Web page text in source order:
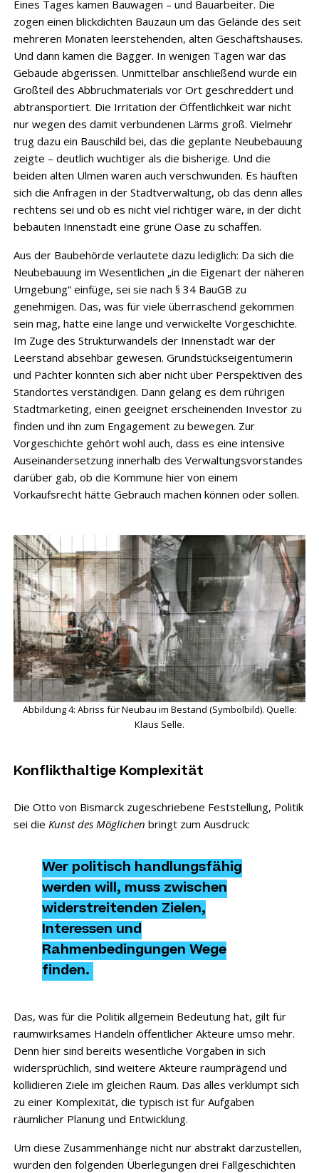
Eines Tages kamen Bauwagen – und Bauarbeiter. Die
zogen einen blickdichten Bauzaun um das Gelände des seit
mehreren Monaten leerstehenden, alten Geschäftshauses.
Und dann kamen die Bagger. In wenigen Tagen war das
Gebäude abgerissen. Unmittelbar anschließend wurde ein
Großteil des Abbruchmaterials vor Ort geschreddert und
abtransportiert. Die Irritation der Öffentlichkeit war nicht
nur wegen des damit verbundenen Lärms groß. Vielmehr
trug dazu ein Bauschild bei, das die geplante Neubebauung
zeigte – deutlich wuchtiger als die bisherige. Und die
beiden alten Ulmen waren auch verschwunden. Es häuften
sich die Anfragen in der Stadtverwaltung, ob das denn alles
rechtens sei und ob es nicht viel richtiger wäre, in der dicht
bebauten Innenstadt eine grüne Oase zu schaffen.
Aus der Baubehörde verlautete dazu lediglich: Da sich die
Neubebauung im Wesentlichen „in die Eigenart der näheren
Umgebung“ einfüge, sei sie nach § 34 BauGB zu
genehmigen. Das, was für viele überraschend gekommen
sein mag, hatte eine lange und verwickelte Vorgeschichte.
Im Zuge des Strukturwandels der Innenstadt war der
Leerstand absehbar gewesen. Grundstückseigentümerin
und Pächter konnten sich aber nicht über Perspektiven des
Standortes verständigen. Dann gelang es dem rührigen
Stadtmarketing, einen geeignet erscheinenden Investor zu
finden und ihn zum Engagement zu bewegen. Zur
Vorgeschichte gehört wohl auch, dass es eine intensive
Auseinandersetzung innerhalb des Verwaltungsvorstandes
darüber gab, ob die Kommune hier von einem
Vorkaufsrecht hätte Gebrauch machen können oder sollen.
Abbildung 4: Abriss für Neubau im Bestand (Symbolbild). Quelle:
Klaus Selle.
Konflikthaltige Komplexität
Die Otto von Bismarck zugeschriebene Feststellung, Politik
sei die Kunst des Möglichen bringt zum Ausdruck:
Wer politisch handlungsfähig
werden will, muss zwischen
widerstreitenden Zielen,
Interessen und
Rahmenbedingungen Wege
finden.
Das, was für die Politik allgemein Bedeutung hat, gilt für
raumwirksames Handeln öffentlicher Akteure umso mehr.
Denn hier sind bereits wesentliche Vorgaben in sich
widersprüchlich, sind weitere Akteure raumprägend und
kollidieren Ziele im gleichen Raum. Das alles verklumpt sich
zu einer Komplexität, die typisch ist für Aufgaben
räumlicher Planung und Entwicklung.
Um diese Zusammenhänge nicht nur abstrakt darzustellen,
wurden den folgenden Überlegungen drei Fallgeschichten